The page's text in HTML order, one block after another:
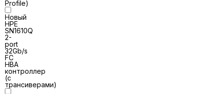
Profile)
Новый
HPE
SN1610Q
2-
port
32Gb/s
FC
HBA
контроллер
(с
трансиверами)